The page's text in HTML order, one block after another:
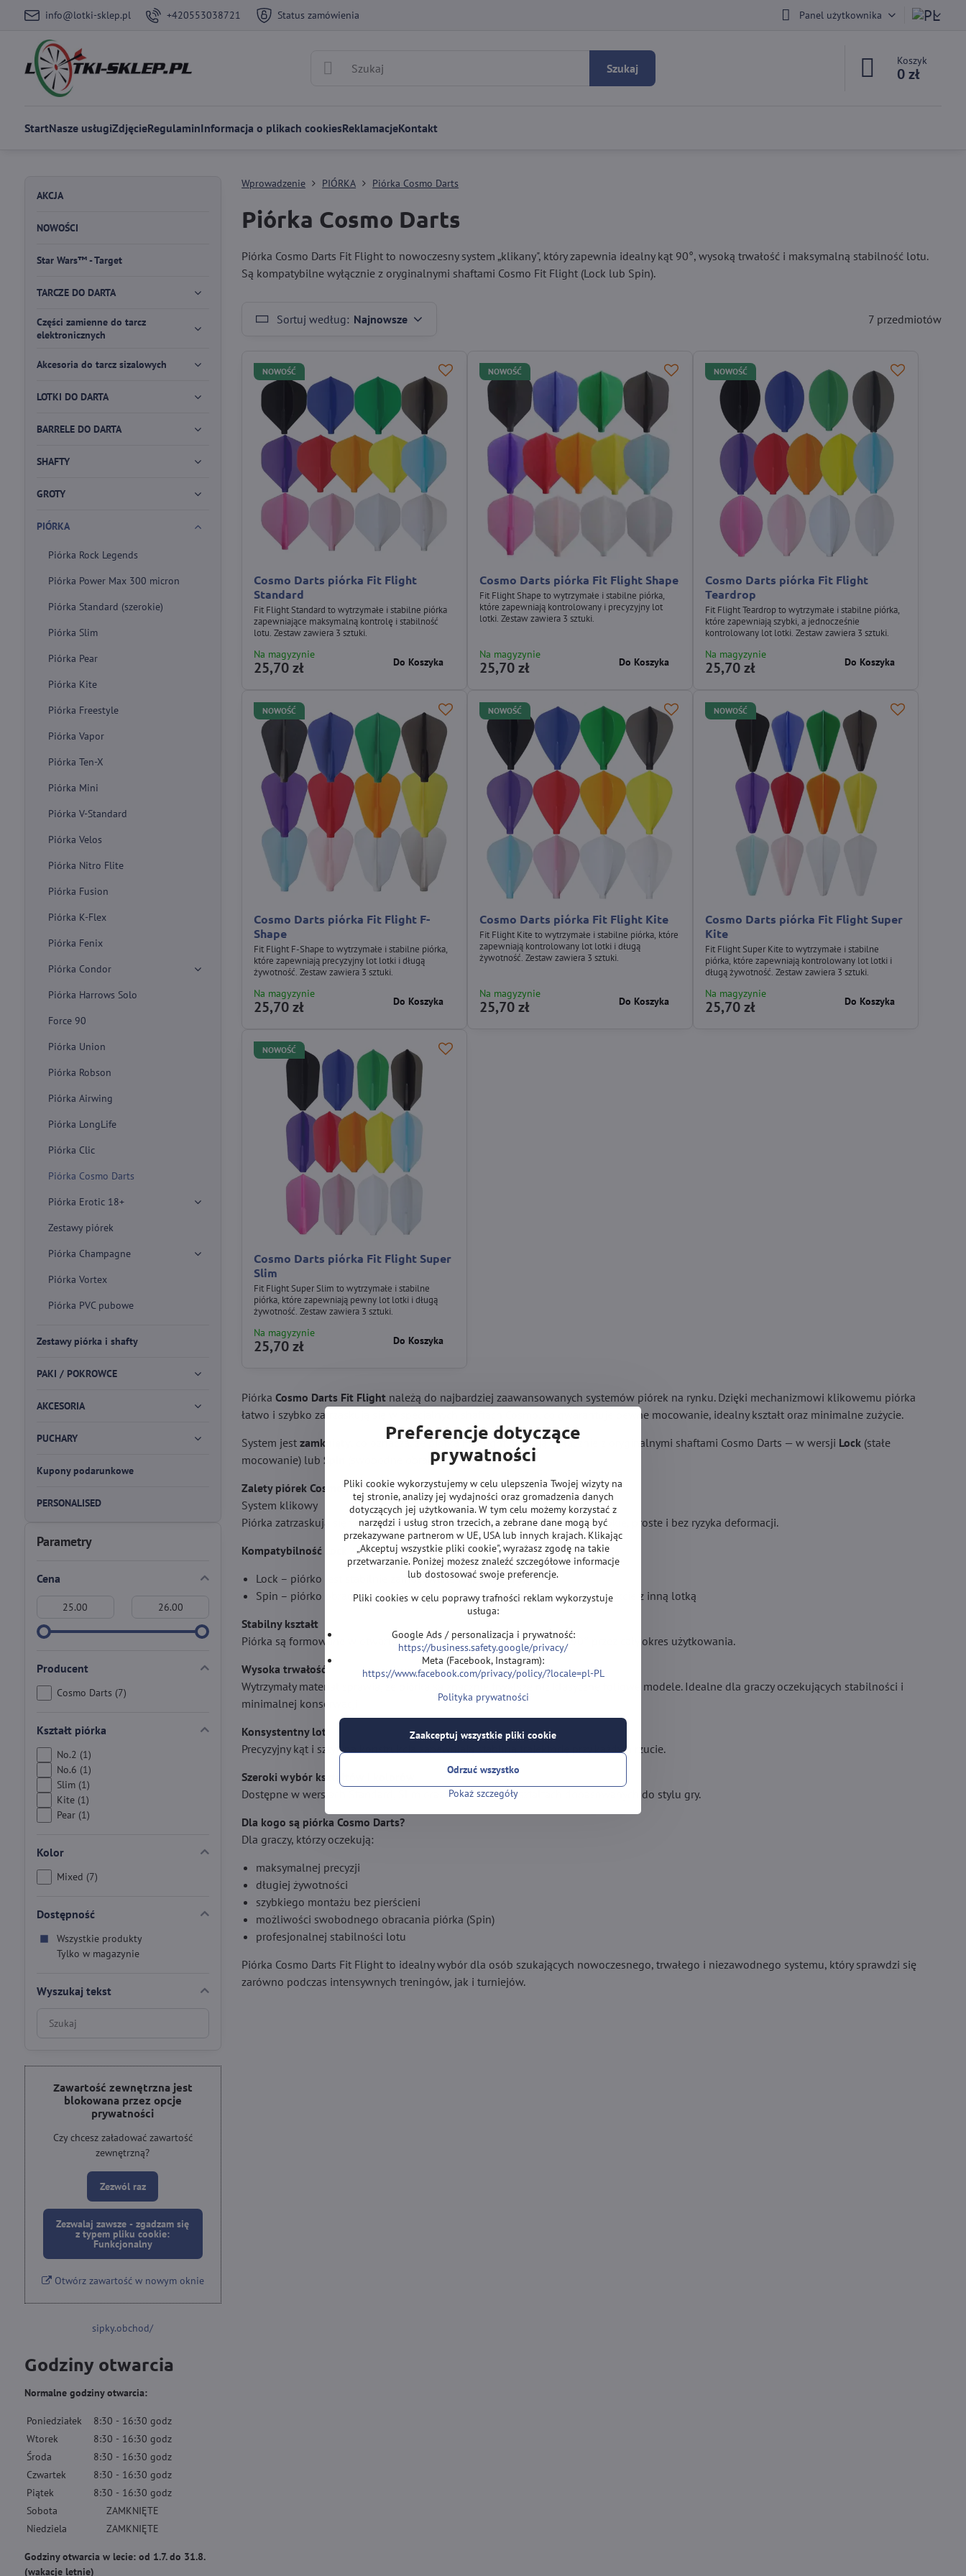
info@lotki-sklep.pl +420553038721 Status zamówienia Panel użytkownika
Szukaj
Koszyk
0 zł
StartNasze usługiZdjęcieRegulaminInformacja o plikach cookiesReklamacjeKontakt
Wprowadzenie PIÓRKA Piórka Cosmo Darts
Piórka Cosmo Darts
Piórka Cosmo Darts Fit Flight to nowoczesny system „klikany", który zapewnia idealny kąt 90°, wysoką trwałość i maksymalną stabilność lotu.
Są kompatybilne wyłącznie z oryginalnymi shaftami Cosmo Fit Flight (Lock lub Spin).
Sortuj według: Najnowsze 7 przedmiotów
NOWOŚĆ
Cosmo Darts piórka Fit Flight
Standard
Fit Flight Standard to wytrzymałe i stabilne piórka
zapewniające maksymalną kontrolę i stabilność
lotu. Zestaw zawiera 3 sztuki.
Na magyzynie
25,70 zł Do Koszyka
NOWOŚĆ
Cosmo Darts piórka Fit Flight Shape
Fit Flight Shape to wytrzymałe i stabilne piórka,
które zapewniają kontrolowany i precyzyjny lot
lotki. Zestaw zawiera 3 sztuki.
Na magyzynie
25,70 zł Do Koszyka
NOWOŚĆ
Cosmo Darts piórka Fit Flight
Teardrop
Fit Flight Teardrop to wytrzymałe i stabilne piórka,
które zapewniają szybki, a jednocześnie
kontrolowany lot lotki. Zestaw zawiera 3 sztuki.
Na magyzynie
25,70 zł Do Koszyka
NOWOŚĆ
Cosmo Darts piórka Fit Flight F-
Shape
Fit Flight F-Shape to wytrzymałe i stabilne piórka,
które zapewniają precyzyjny lot lotki i długą
żywotność. Zestaw zawiera 3 sztuki.
Na magyzynie
25,70 zł Do Koszyka
NOWOŚĆ
Cosmo Darts piórka Fit Flight Kite
Fit Flight Kite to wytrzymałe i stabilne piórka, które
zapewniają kontrolowany lot lotki i długą
żywotność. Zestaw zawiera 3 sztuki.
Na magyzynie
25,70 zł Do Koszyka
NOWOŚĆ
Cosmo Darts piórka Fit Flight Super
Kite
Fit Flight Super Kite to wytrzymałe i stabilne
piórka, które zapewniają kontrolowany lot lotki i
długą żywotność. Zestaw zawiera 3 sztuki.
Na magyzynie
25,70 zł Do Koszyka
NOWOŚĆ
Cosmo Darts piórka Fit Flight Super
Slim
Fit Flight Super Slim to wytrzymałe i stabilne
piórka, które zapewniają pewny lot lotki i długą
żywotność. Zestaw zawiera 3 sztuki.
Na magyzynie
25,70 zł Do Koszyka
PiórkaCosmo Darts Fit Flight należą do najbardziej zaawansowanych systemów piórek na rynku. Dzięki mechanizmowi klikowemu piórka
łatwo i szybko zatrzaskują się w specjalnych shaftach Cosmo, co gwarantuje pewne mocowanie, idealny kształt oraz minimalne zużycie.
System jestzamknięty , co oznacza, że piórka Fit Flight działają wyłącznie z oryginalnymi shaftami Cosmo Darts — w wersji Lock (stałe
mocowanie) lubSpin
(swobodne obracanie piórka).
Zalety piórek Cosmo Fit Flight
System klikowy
Piórka zatrzaskują się w shaftach jednym ruchem. Montaż i wymiana są szybkie, proste i bez ryzyka deformacji.
Kompatybilność Lock / Spin
Lock – piórko jest stabilnie zamocowane i nie obraca się
Spin – piórko obraca się swobodnie, co zmniejsza uszkodzenia przy kontakcie z inną lotką
Stabilny kształt
Piórka są formowane w otwartym kształcie i zachowują idealny kąt 90° przez cały okres użytkowania.
Wysoka trwałość
Wytrzymały materiał sprawia, że piórka są znacznie trwalsze niż klasyczne foliowe modele. Idealne dla graczy oczekujących stabilności i
minimalnej konserwacji.
Konsystentny lot
Precyzyjny kąt i sztywna konstrukcja zapewniają stabilną trajektorię przy każdym rzucie.
Szeroki wybór kształtów i kolorów
Dostępne w wersjach Standard, Slim oraz wielu innych kształtach dopasowanych do stylu gry.
Dla kogo są piórka Cosmo Darts?
Dla graczy, którzy oczekują:
maksymalnej precyzji
długiej żywotności
szybkiego montażu bez pierścieni
możliwości swobodnego obracania piórka (Spin)
profesjonalnej stabilności lotu
Piórka Cosmo Darts Fit Flight to idealny wybór dla osób szukających nowoczesnego, trwałego i niezawodnego systemu, który sprawdzi się
zarówno podczas intensywnych treningów, jak i turniejów.
Parametry
Cena
Producent
Cosmo Darts (7)
Kształt piórka
No.2 (1)
No.6 (1)
Slim (1)
Kite (1)
Pear (1)
Kolor
Mixed (7)
Dostępność
Wszystkie produkty
Tylko w magazynie
Wyszukaj tekst
Wyniki
w
pełnym
tekście
AKCJA
NOWOŚCI
Star Wars™ - Target
TARCZE DO DARTA
Części zamienne do tarcz
elektronicznych
Akcesoria do tarcz sizalowych
LOTKI DO DARTA
BARRELE DO DARTA
SHAFTY
GROTY
PIÓRKA
Piórka Rock Legends
Piórka Power Max 300 micron
Piórka Standard (szerokie)
Piórka Slim
Piórka Pear
Piórka Kite
Piórka Freestyle
Piórka Vapor
Piórka Ten-X
Piórka Mini
Piórka V-Standard
Piórka Velos
Piórka Nitro Flite
Piórka Fusion
Piórka K-Flex
Piórka Fenix
Piórka Condor
Piórka Harrows Solo
Force 90
Piórka Union
Piórka Robson
Piórka Airwing
Piórka LongLife
Piórka Clic
Piórka Cosmo Darts
Piórka Erotic 18+
Zestawy piórek
Piórka Champagne
Piórka Vortex
Piórka PVC pubowe
Zestawy piórka i shafty
PAKI / POKROWCE
AKCESORIA
PUCHARY
Kupony podarunkowe
PERSONALISED
Zawartość zewnętrzna jest
blokowana przez opcje
prywatności
Czy chcesz załadować zawartość
zewnętrzną?
Zezwól raz
Zezwalaj zawsze - zgadzam się
z typem pliku cookie:
Funkcjonalny
Otwórz zawartość w nowym oknie
sipky.obchod/
Godziny otwarcia
Normalne godziny otwarcia:
Poniedziałek 8:30 - 16:30 godz
Wtorek
8:30 - 16:30 godz
Środa
8:30 - 16:30 godz
Czwartek
8:30 - 16:30 godz
Piątek
8:30 - 16:30 godz
Sobota
ZAMKNIĘTE
Niedziela
ZAMKNIĘTE
Godziny otwarcia w lecie: od 1.7. do 31.8.
(wakacje letnie)
Preferencje dotyczące
prywatności
Pliki cookie wykorzystujemy w celu ulepszenia Twojej wizyty na
tej stronie, analizy jej wydajności oraz gromadzenia danych
dotyczących jej użytkowania. W tym celu możemy korzystać z
narzędzi i usług stron trzecich, a zebrane dane mogą być
przekazywane partnerom w UE, USA lub innych krajach. Klikając
„Akceptuj wszystkie pliki cookie", wyrażasz zgodę na takie
przetwarzanie. Poniżej możesz znaleźć szczegółowe informacje
lub dostosować swoje preferencje.
Pliki cookies w celu poprawy trafności reklam wykorzystuje
usługa:
Google Ads / personalizacja i prywatność:
https://business.safety.google/privacy/
Meta (Facebook, Instagram):
https://www.facebook.com/privacy/policy/?locale=pl-PL
Polityka prywatności
Pokaż szczegóły
Zaakceptuj wszystkie pliki cookie
Odrzuć wszystko